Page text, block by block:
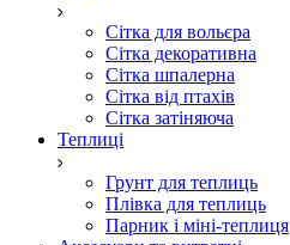
Сітка для вольєра
Сітка декоративна
Сітка шпалерна
Сітка від птахів
Сітка затіняюча
Теплиці
Грунт для теплиць
Плівка для теплиць
Парник і міні-теплиця